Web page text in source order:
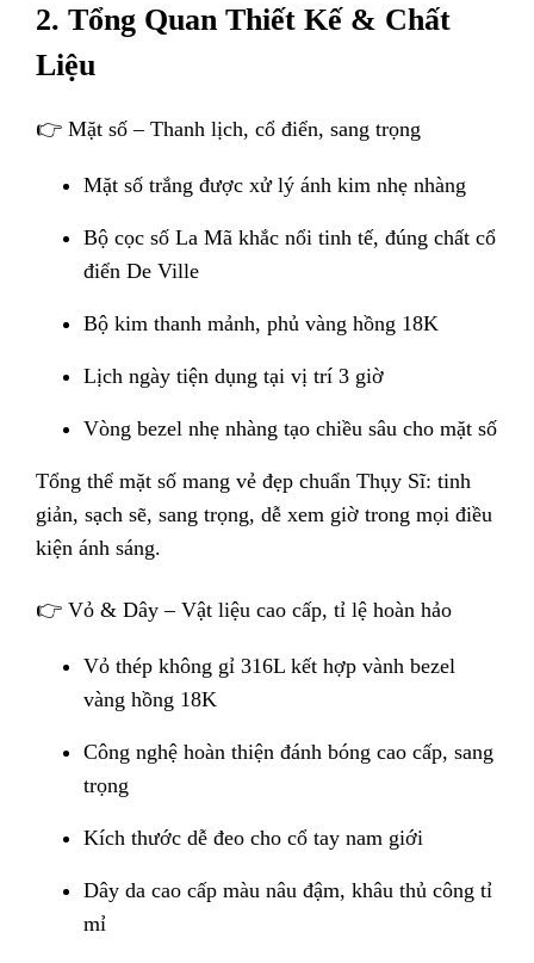
2. Tổng Quan Thiết Kế & Chất
Liệu
👉 Mặt số – Thanh lịch, cổ điển, sang trọng
Mặt số trắng được xử lý ánh kim nhẹ nhàng
Bộ cọc số La Mã khắc nổi tinh tế, đúng chất cổ
điển De Ville
Bộ kim thanh mảnh, phủ vàng hồng 18K
Lịch ngày tiện dụng tại vị trí 3 giờ
Vòng bezel nhẹ nhàng tạo chiều sâu cho mặt số
Tổng thể mặt số mang vẻ đẹp chuẩn Thụy Sĩ: tinh
giản, sạch sẽ, sang trọng, dễ xem giờ trong mọi điều
kiện ánh sáng.
👉 Vỏ & Dây – Vật liệu cao cấp, tỉ lệ hoàn hảo
Vỏ thép không gỉ 316L kết hợp vành bezel
vàng hồng 18K
Công nghệ hoàn thiện đánh bóng cao cấp, sang
trọng
Kích thước dễ đeo cho cổ tay nam giới
Dây da cao cấp màu nâu đậm, khâu thủ công tỉ
mỉ